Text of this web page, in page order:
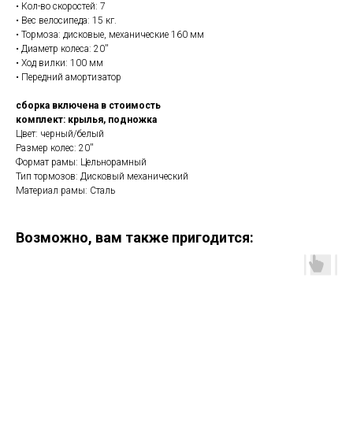
• Кол-во скоростей: 7
• Вес велосипеда: 15 кг.
• Тормоза: дисковые, механические 160 мм
• Диаметр колеса: 20''
• Ход вилки: 100 мм
• Передний амортизатор
сборка включена в стоимость
комплект: крылья, подножка
Цвет: черный/белый
Размер колес: 20''
Формат рамы: Цельнорамный
Тип тормозов: Дисковый механический
Материал рамы: Сталь
Возможно, вам также пригодится: